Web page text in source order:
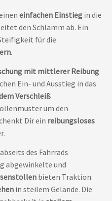
einfachen Einstieg in die
den Schlamm ab. Ein
für die
.
mit mittlerer Reibung
Ein- und Ausstieg in das
Verschleiß
um den
Dir ein reibungsloses
des Fahrrads
abgewinkelte und
bieten Traktion
in steilem Gelände. Die